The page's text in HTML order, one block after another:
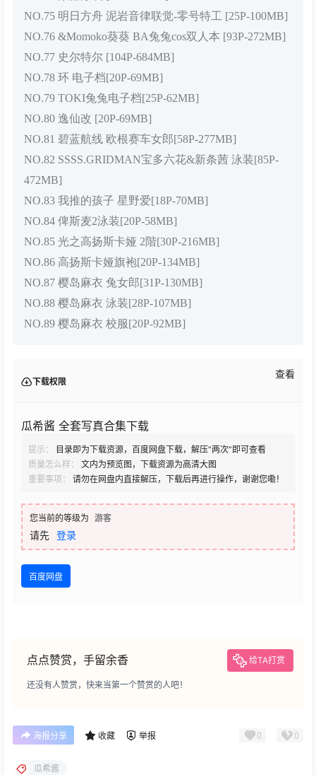
NO.75 明日方舟 泥岩音律联觉-零号特工 [25P-100MB]
NO.76 &Momoko葵葵 BA兔兔cos双人本 [93P-272MB]
NO.77 史尔特尔 [104P-684MB]
NO.78 环 电子档[20P-69MB]
NO.79 TOKI兔兔电子档[25P-62MB]
NO.80 逸仙改 [20P-69MB]
NO.81 碧蓝航线 欧根赛车女郎[58P-277MB]
NO.82 SSSS.GRIDMAN宝多六花&新条茜 泳装[85P-
472MB]
NO.83 我推的孩子 星野爱[18P-70MB]
NO.84 俾斯麦2泳装[20P-58MB]
NO.85 光之高扬斯卡娅 2階[30P-216MB]
NO.86 高扬斯卡娅旗袍[20P-134MB]
NO.87 樱岛麻衣 兔女郎[31P-130MB]
NO.88 樱岛麻衣 泳装[28P-107MB]
NO.89 樱岛麻衣 校服[20P-92MB]
下载权限
查看
瓜希酱 全套写真合集下载
提示：
目录即为下载资源，百度网盘下载，解压“两次”即可查看
质量怎么样：
文内为预览图，下载资源为高清大图
重要事项：
请勿在网盘内直接解压，下载后再进行操作，谢谢您嘞！
您当前的等级为 游客
请先 登录
百度网盘
点点赞赏，手留余香 给TA打赏
还没有人赞赏，快来当第一个赞赏的人吧！
海报分享 收藏 举报 0 0
瓜希酱